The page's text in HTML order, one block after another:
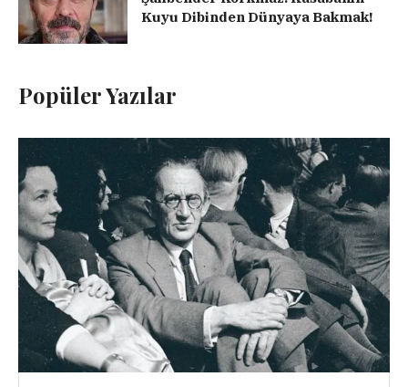
Kuyu Dibinden Dünyaya Bakmak!
Popüler Yazılar